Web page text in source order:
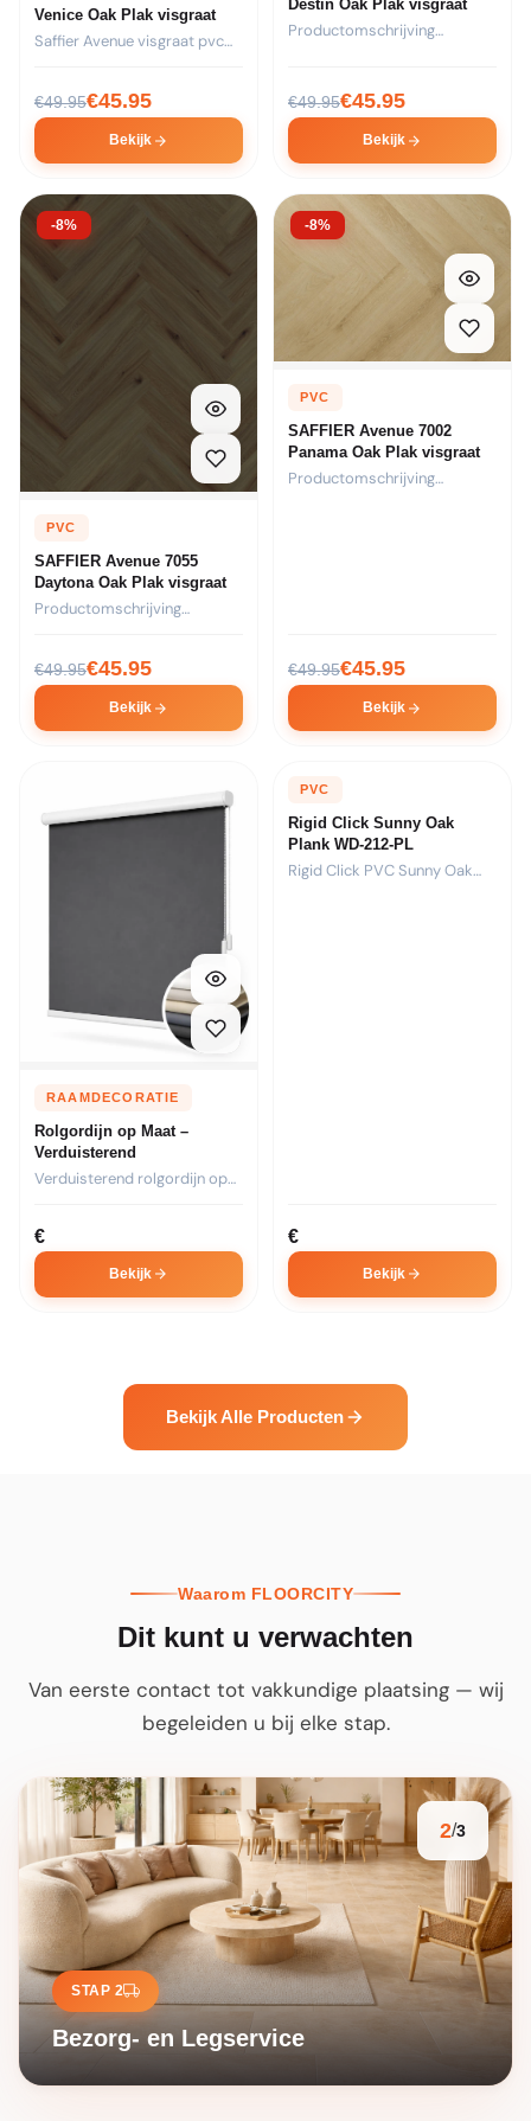
Venice Oak Plak visgraat
Saffier Avenue visgraat pvc
€49.95€45.95
Bekijk
Destin Oak Plak visgraat
Productomschrijving
€49.95€45.95
Bekijk
-8%
PVC
SAFFIER Avenue 7055
Daytona Oak Plak visgraat
Productomschrijving
€49.95€45.95
Bekijk
-8%
PVC
SAFFIER Avenue 7002
Panama Oak Plak visgraat
Productomschrijving
€49.95€45.95
Bekijk
RAAMDECORATIE
Rolgordijn op Maat –
Verduisterend
Verduisterend rolgordijn op
€
Bekijk
PVC
Rigid Click Sunny Oak
Plank WD-212-PL
Rigid Click PVC Sunny Oak
€
Bekijk
Bekijk Alle Producten
Waarom FLOORCITY
Dit kunt u verwachten
Van eerste contact tot vakkundige plaatsing — wij
begeleiden u bij elke stap.
2/3
STAP 2
Bezorg- en Legservice